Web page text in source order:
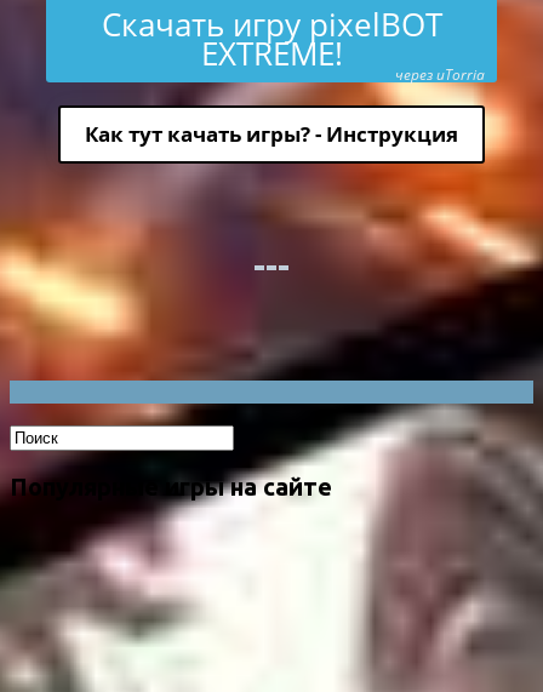
Скачать игру pixelBOT
EXTREME! через uTorria
Как тут качать игры? - Инструкция
Популярные игры на сайте